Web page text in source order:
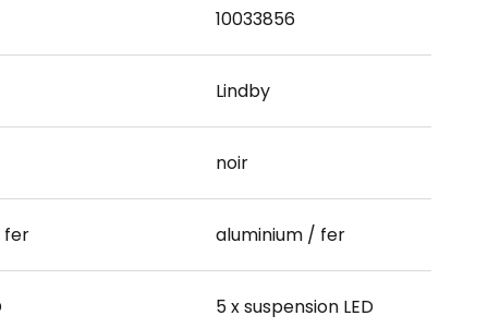
10033856
Lindby
noir
fer aluminium / fer
5 x suspension LED